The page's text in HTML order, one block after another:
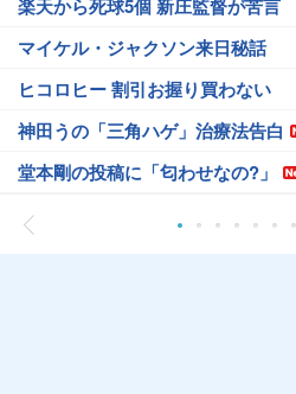
楽天から死球5個 新庄監督が苦言
マイケル・ジャクソン来日秘話
ヒコロヒー 割引お握り買わない
神田うの「三角ハゲ」治療法告白
堂本剛の投稿に「匂わせなの?」